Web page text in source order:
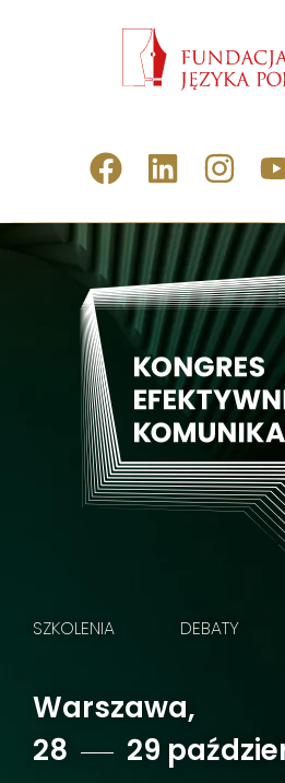
SZKOLENIA DEBATY
Warszawa,
28
29